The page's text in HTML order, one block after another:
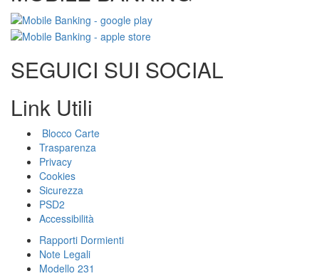
SEGUICI SUI SOCIAL
Link Utili
Blocco Carte
Trasparenza
Privacy
Cookies
Sicurezza
PSD2
Accessibilità
Rapporti Dormienti
Note Legali
Modello 231